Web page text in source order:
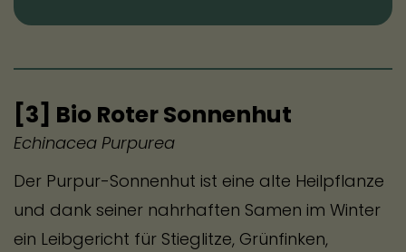
die Köpfe hängen lässt. Mit diesem Trick
gerade beginnen, ihre Farbe zu zeigen
und nach oben zu kippen. Halte die
unteren Ende der Stiele (ca. 1–2cm) für
etwa 10–15 Sekunden in kochendes Wasser
oder kurz über eine Feuerzeugflamme.
Selbstaussaat im nächsten Jahr
[3] Bio Roter Sonnenhut
Echinacea Purpurea
Der Purpur-Sonnenhut ist eine alte Heilpflanze
und dank seiner nahrhaften Samen im Winter
ein Leibgericht für Stieglitze, Grünfinken,